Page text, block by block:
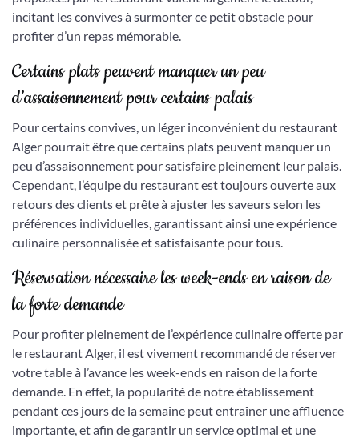
incitant les convives à surmonter ce petit obstacle pour
profiter d’un repas mémorable.
Certains plats peuvent manquer un peu
d’assaisonnement pour certains palais
Pour certains convives, un léger inconvénient du restaurant
Alger pourrait être que certains plats peuvent manquer un
peu d’assaisonnement pour satisfaire pleinement leur palais.
Cependant, l’équipe du restaurant est toujours ouverte aux
retours des clients et prête à ajuster les saveurs selon les
préférences individuelles, garantissant ainsi une expérience
culinaire personnalisée et satisfaisante pour tous.
Réservation nécessaire les week-ends en raison de
la forte demande
Pour profiter pleinement de l’expérience culinaire offerte par
le restaurant Alger, il est vivement recommandé de réserver
votre table à l’avance les week-ends en raison de la forte
demande. En effet, la popularité de notre établissement
pendant ces jours de la semaine peut entraîner une affluence
importante, et afin de garantir un service optimal et une